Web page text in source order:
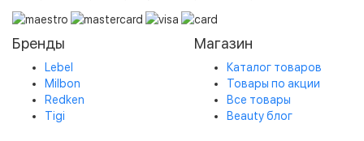
Бренды
Lebel
Milbon
Redken
Tigi
Магазин
Каталог товаров
Товары по акции
Все товары
Beauty блог